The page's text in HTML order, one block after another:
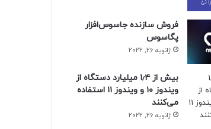
فروش سازنده جاسوس‌افزار
پگاسوس
ژانویه 26, 2022
بیش از ۱٫۴ میلیارد دستگاه از
ویندوز ۱۰ و ویندوز ۱۱ استفاده
می‌کنند
ژانویه 26, 2022